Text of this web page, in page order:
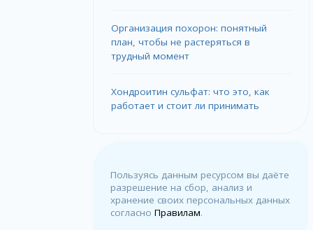
Организация похорон: понятный
план, чтобы не растеряться в
трудный момент
Хондроитин сульфат: что это, как
работает и стоит ли принимать
Пользуясь данным ресурсом вы даёте
разрешение на сбор, анализ и
хранение своих персональных данных
согласноПравилам.